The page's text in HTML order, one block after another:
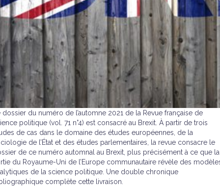
dossier du numéro de l’automne 2021 de la Revue française de
politique (vol. 71 n°4) est consacré au Brexit. À partir de trois
de cas dans le domaine des études européennes, de la
de l’État et des études parlementaires, la revue consacre le
de ce numéro automnal au Brexit, plus précisément à ce que la
du Royaume-Uni de l’Europe communautaire révèle des
de la science politique. Une double chronique
complète cette livraison.